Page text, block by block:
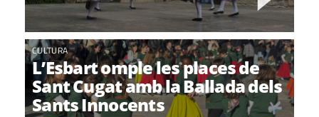
CULTURA
L’Esbart omple les places de
Sant Cugat amb la Ballada dels
Sants Innocents